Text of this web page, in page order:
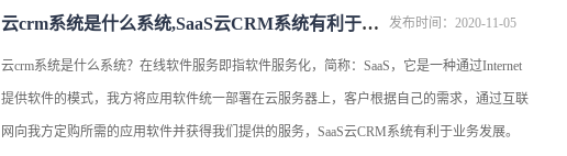
云crm系统是什么系统,SaaS云CRM系统有利于业务发展 发布时间：2020-11-05
云crm系统是什么系统？在线软件服务即指软件服务化，简称：SaaS，它是一种通过Internet
提供软件的模式，我方将应用软件统一部署在云服务器上，客户根据自己的需求，通过互联
网向我方定购所需的应用软件并获得我们提供的服务，SaaS云CRM系统有利于业务发展。